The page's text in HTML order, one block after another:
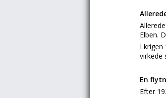
Elben.
I
virkede
En
Efter